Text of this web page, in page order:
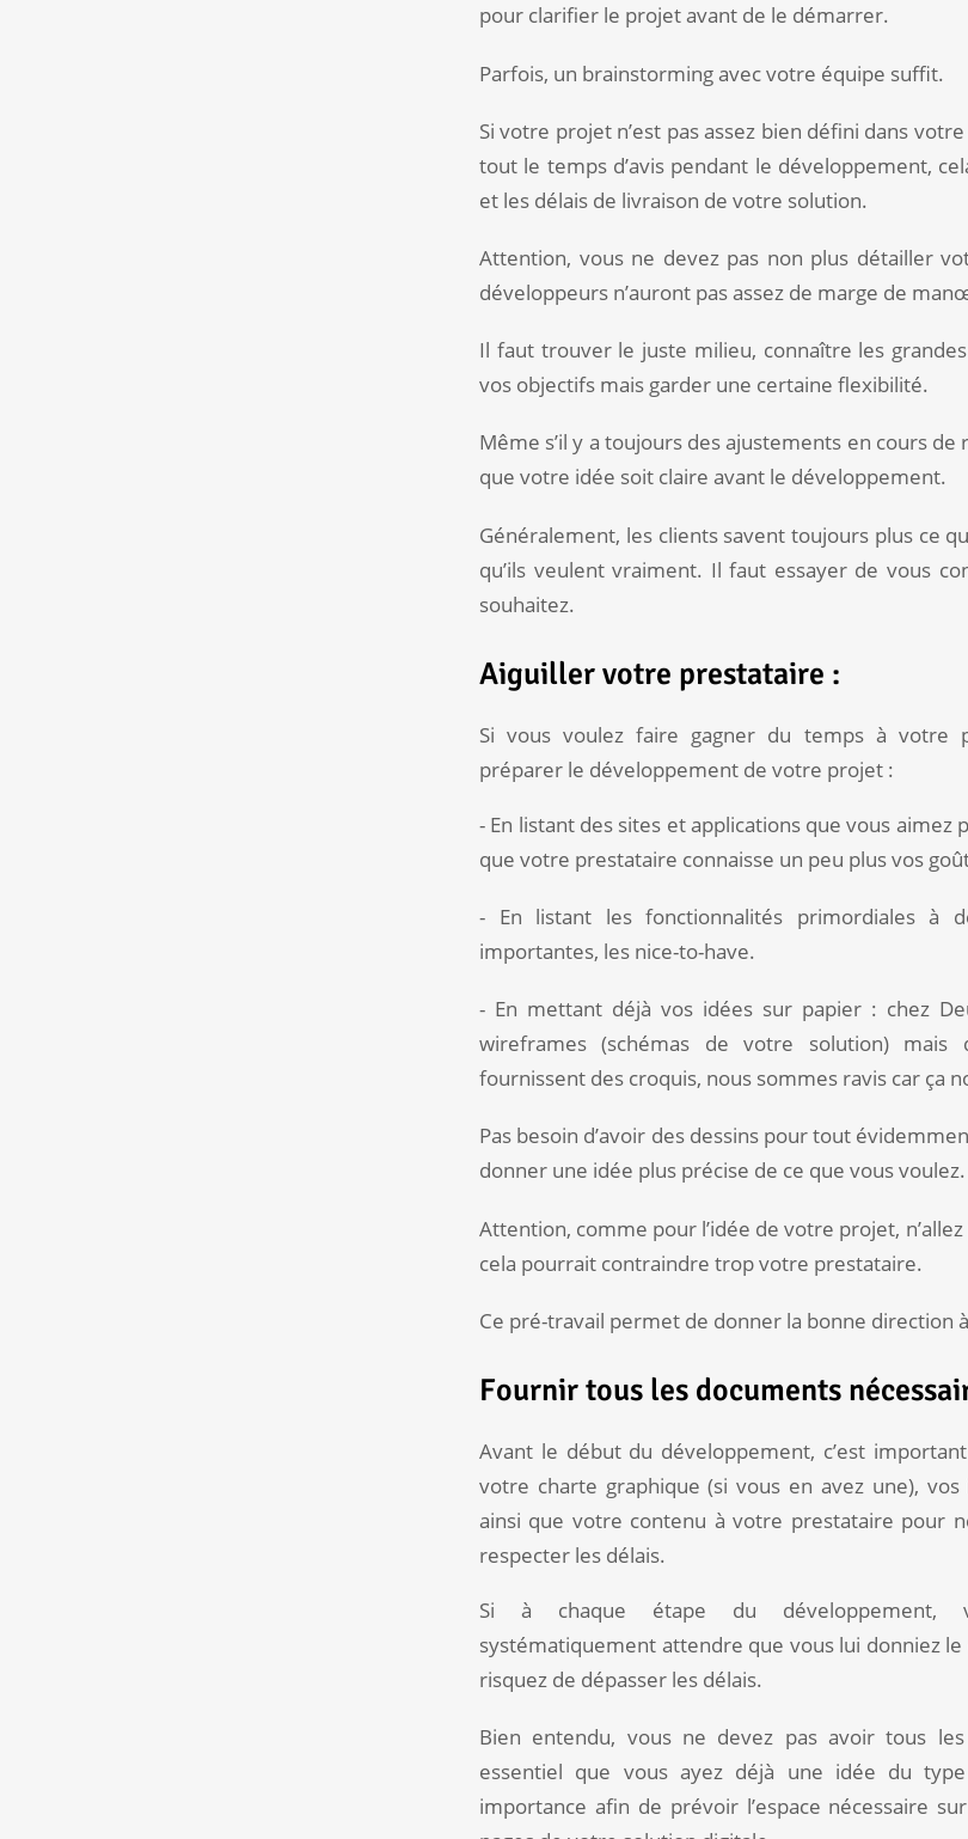
pour clarifier le projet avant de le démarrer.
Parfois, un brainstorming avec votre équipe suffit.
Si votre projet n’est pas assez bien défini dans
tout le temps d’avis pendant le développement,
et les délais de livraison de votre solution.
Attention, vous ne devez pas non plus détailler
développeurs n’auront pas assez de marge de
Il faut trouver le juste milieu, connaître les
vos objectifs mais garder une certaine flexibilité.
Même s’il y a toujours des ajustements en cours
que votre idée soit claire avant le développement.
Généralement, les clients savent toujours plus ce
qu’ils veulent vraiment. Il faut essayer de vous
souhaitez.
Aiguiller votre prestataire :
Si vous voulez faire gagner du temps à votre
préparer le développement de votre projet :
- En listant des sites et applications que vous aimez
que votre prestataire connaisse un peu plus vos
- En listant les fonctionnalités primordiales à
importantes, les nice-to-have.
- En mettant déjà vos idées sur papier : chez
wireframes (schémas de votre solution) mais
fournissent des croquis, nous sommes ravis car ça
Pas besoin d’avoir des dessins pour tout
donner une idée plus précise de ce que vous voulez.
Attention, comme pour l’idée de votre projet,
cela pourrait contraindre trop votre prestataire.
Ce pré-travail permet de donner la bonne direction
Fournir tous les documents
Avant le début du développement, c’est
votre charte graphique (si vous en avez une),
ainsi que votre contenu à votre prestataire pour
respecter les délais.
Si à chaque étape du développement,
systématiquement attendre que vous lui donniez
risquez de dépasser les délais.
Bien entendu, vous ne devez pas avoir tous
essentiel que vous ayez déjà une idée du
importance afin de prévoir l’espace nécessaire